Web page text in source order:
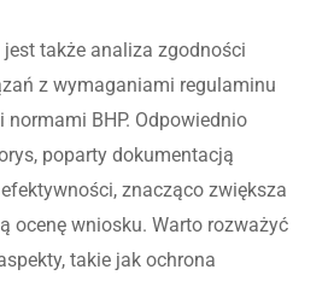
także analiza zgodności
z wymaganiami regulaminu
BHP. Odpowiednio
poparty dokumentacją
znacząco zwiększa
ocenę wniosku. Warto rozważyć
takie jak ochrona